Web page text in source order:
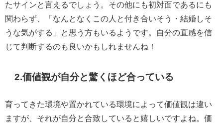
たサインと言えるでしょう。その他にも初対面であるにも
関わらず、「なんとなくこの人と付き合いそう・結婚しそ
うな気がする」と思う方もいるようです。自分の直感を信
じて判断するのも良いかもしれませんね！
2.価値観が自分と驚くほど合っている
育ってきた環境や置かれている環境によって価値観は違い
ますが、それが自分と合致していると嬉しいですよね。価